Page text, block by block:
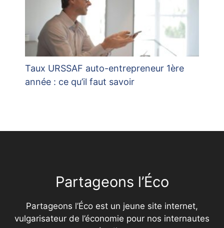
Taux URSSAF auto-entrepreneur 1ère
année : ce qu’il faut savoir
Partageons l’Éco
Partageons l’Éco est un jeune site internet,
vulgarisateur de l’économie pour nos internautes